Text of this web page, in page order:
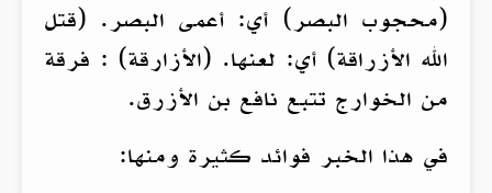
(محجوب البصر) أي: أعمى البصر. (قتل
الله الأزراقة) أي: لعنها. (الأزارقة) : فرقة
من الخوارج تتبع نافع بن الأزرق.
في هذا الخبر فوائد كثيرة ومنها: